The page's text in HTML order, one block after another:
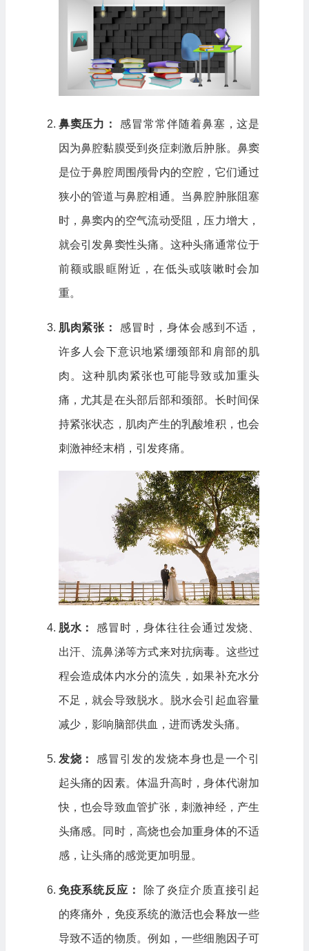
鼻窦压力： 感冒常常伴随着鼻塞，这是
因为鼻腔黏膜受到炎症刺激后肿胀。鼻窦
是位于鼻腔周围颅骨内的空腔，它们通过
狭小的管道与鼻腔相通。当鼻腔肿胀阻塞
时，鼻窦内的空气流动受阻，压力增大，
就会引发鼻窦性头痛。这种头痛通常位于
前额或眼眶附近，在低头或咳嗽时会加
重。
肌肉紧张： 感冒时，身体会感到不适，
许多人会下意识地紧绷颈部和肩部的肌
肉。这种肌肉紧张也可能导致或加重头
痛，尤其是在头部后部和颈部。长时间保
持紧张状态，肌肉产生的乳酸堆积，也会
刺激神经末梢，引发疼痛。
脱水： 感冒时，身体往往会通过发烧、
出汗、流鼻涕等方式来对抗病毒。这些过
程会造成体内水分的流失，如果补充水分
不足，就会导致脱水。脱水会引起血容量
减少，影响脑部供血，进而诱发头痛。
发烧： 感冒引发的发烧本身也是一个引
起头痛的因素。体温升高时，身体代谢加
快，也会导致血管扩张，刺激神经，产生
头痛感。同时，高烧也会加重身体的不适
感，让头痛的感觉更加明显。
免疫系统反应： 除了炎症介质直接引起
的疼痛外，免疫系统的激活也会释放一些
导致不适的物质。例如，一些细胞因子可